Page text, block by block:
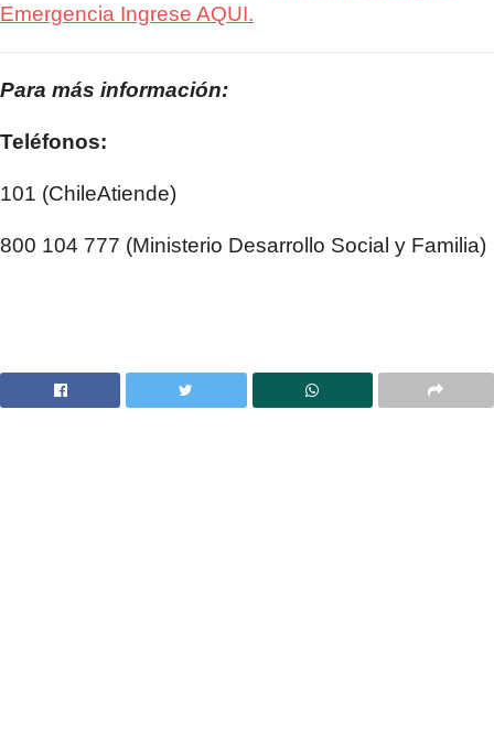
Emergencia Ingrese AQUI.
Para más información:
Teléfonos:
101 (ChileAtiende)
800 104 777 (Ministerio Desarrollo Social y Familia)